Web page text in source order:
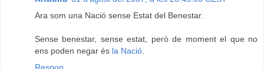
Ara som una Nació sense Estat del Benestar.
Sense benestar, sense estat, però de moment el que no
ens poden negar és la Nació